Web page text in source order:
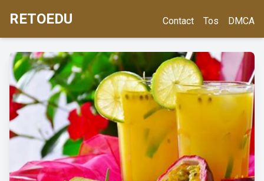
RETOEDU Contact Tos DMCA